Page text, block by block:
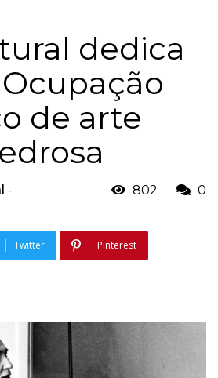
dedica
de arte
-
802 0
Twitter Pinterest